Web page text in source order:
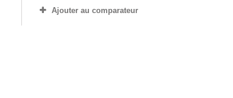
Ajouter au comparateur